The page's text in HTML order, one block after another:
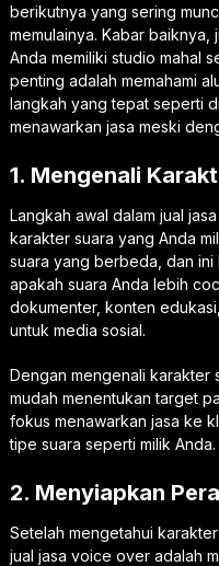
berikutnya yang sering
memulainya. Kabar
Anda memiliki studio mahal
penting adalah memahami
langkah yang tepat seperti
menawarkan jasa meski
1. Mengenali
Langkah awal dalam jual
karakter suara yang Anda
suara yang berbeda, dan ini
apakah suara Anda lebih
dokumenter, konten
untuk media sosial.
Dengan mengenali karakter
mudah menentukan target
fokus menawarkan jasa ke
tipe suara seperti milik Anda.
2. Menyiapkan
Setelah mengetahui
jual jasa voice over adalah